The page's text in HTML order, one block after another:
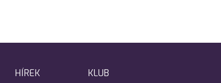
HÍREK KLUB